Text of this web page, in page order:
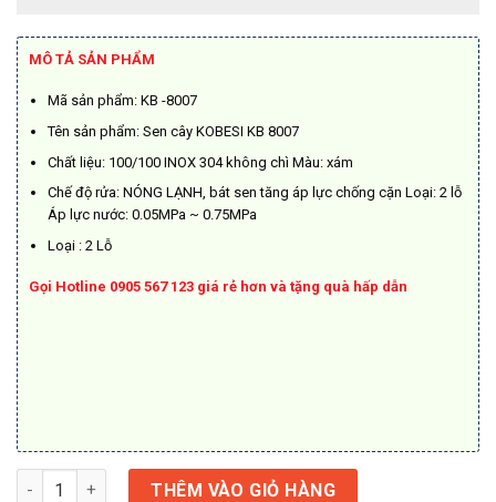
là:
tại
MÔ TẢ SẢN PHẨM
Mã sản phẩm: KB -8007
Tên sản phẩm: Sen cây KOBESI KB 8007
Chất liệu: 100/100 INOX 304 không chì Màu: xám
Chế độ rửa: NÓNG LẠNH, bát sen tăng áp lực chống cặn Loại: 2 lỗ
Áp lực nước: 0.05MPa ~ 0.75MPa
Loại : 2 Lỗ
Gọi Hotline 0905 567 123 giá rẻ hơn và tặng quà hấp dẫn
Sen tròn 304 Kobesi 8007 số lượng
THÊM VÀO GIỎ HÀNG